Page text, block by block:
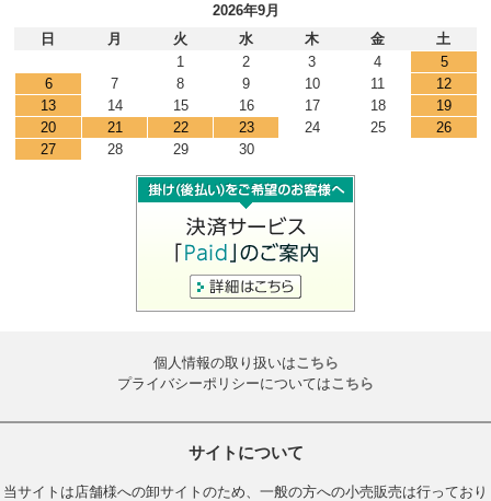
2026年9月
日
月 火 水 木 金
土
1
2 3 4
5
6
7 8 9 10 11
12
13
14 15 16 17 18
19
20
21 22 23 24 25
26
27
28 29 30
個人情報の取り扱いはこちら
プライバシーポリシーについてはこちら
サイトについて
当サイトは店舗様への卸サイトのため、一般の方への小売販売は行っており